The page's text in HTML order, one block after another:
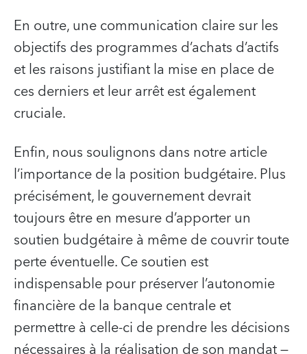
En outre, une communication claire sur les
objectifs des programmes d’achats d’actifs
et les raisons justifiant la mise en place de
ces derniers et leur arrêt est également
cruciale.
Enfin, nous soulignons dans notre article
l’importance de la position budgétaire. Plus
précisément, le gouvernement devrait
toujours être en mesure d’apporter un
soutien budgétaire à même de couvrir toute
perte éventuelle. Ce soutien est
indispensable pour préserver l’autonomie
financière de la banque centrale et
permettre à celle-ci de prendre les décisions